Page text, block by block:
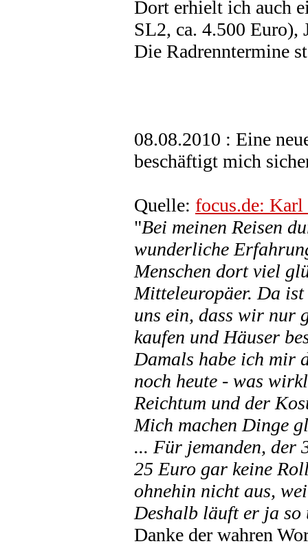
Dort erhielt ich auch
SL2, ca. 4.500 Euro),
Die Radrenntermine
08.08.2010 : Eine
beschäftigt mich
Quelle: focus.de: Karl
"Bei meinen Reisen
wunderliche
Menschen dort viel
Mitteleuropäer. Da
uns ein, dass wir nur
kaufen und Häuser
Damals habe ich mir
noch heute - was
Reichtum und der
Mich machen Dinge
... Für jemanden, der
25 Euro gar keine
ohnehin nicht aus,
Deshalb läuft er ja
Danke der wahren